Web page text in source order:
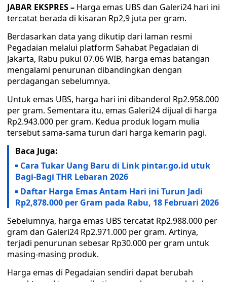
JABAR EKSPRES – Harga emas UBS dan Galeri24 hari ini
tercatat berada di kisaran Rp2,9 juta per gram.
Berdasarkan data yang dikutip dari laman resmi
Pegadaian melalui platform Sahabat Pegadaian di
Jakarta, Rabu pukul 07.06 WIB, harga emas batangan
mengalami penurunan dibandingkan dengan
perdagangan sebelumnya.
Untuk emas UBS, harga hari ini dibanderol Rp2.958.000
per gram. Sementara itu, emas Galeri24 dijual di harga
Rp2.943.000 per gram. Kedua produk logam mulia
tersebut sama-sama turun dari harga kemarin pagi.
Baca Juga:
Cara Tukar Uang Baru di Link pintar.go.id utuk
Bagi-Bagi THR Lebaran 2026
Daftar Harga Emas Antam Hari ini Turun Jadi
Rp2,878.000 per Gram pada Rabu, 18 Februari 2026
Sebelumnya, harga emas UBS tercatat Rp2.988.000 per
gram dan Galeri24 Rp2.971.000 per gram. Artinya,
terjadi penurunan sebesar Rp30.000 per gram untuk
masing-masing produk.
Harga emas di Pegadaian sendiri dapat berubah